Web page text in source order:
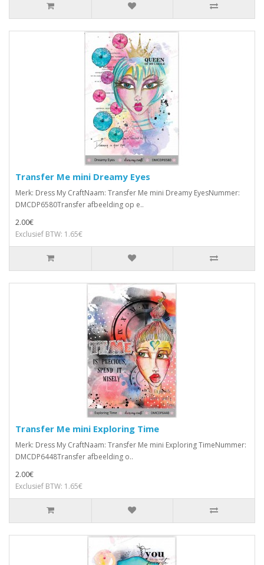
Transfer Me mini Dreamy Eyes
Merk: Dress My CraftNaam: Transfer Me mini Dreamy EyesNummer:
DMCDP6580Transfer afbeelding op e..
2.00€
Exclusief BTW: 1.65€
Transfer Me mini Exploring Time
Merk: Dress My CraftNaam: Transfer Me mini Exploring TimeNummer:
DMCDP6448Transfer afbeelding o..
2.00€
Exclusief BTW: 1.65€